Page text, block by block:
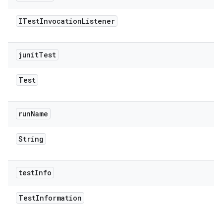
ITestInvocationListener
junitTest
Test
runName
String
testInfo
TestInformation